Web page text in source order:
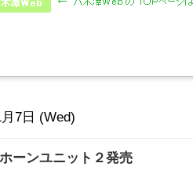
7日 (Wed)
ーンユニット２発売